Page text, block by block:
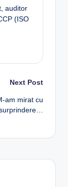
auditor
(ISO
Next Post
am mirat cu